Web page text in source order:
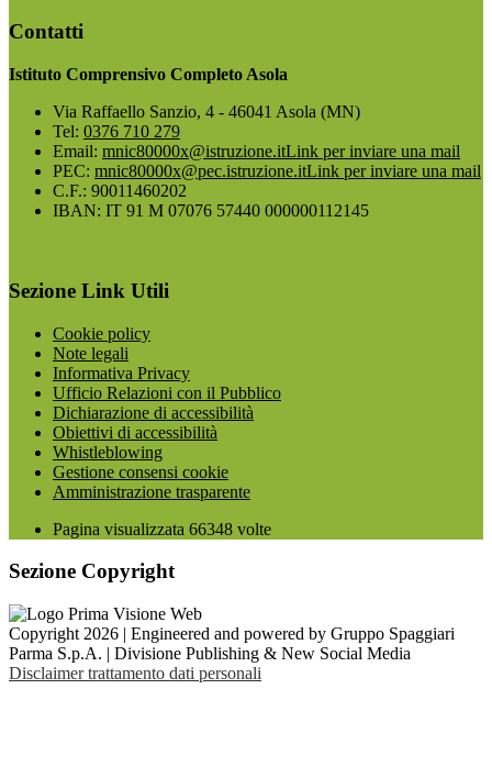
Contatti
Istituto Comprensivo Completo Asola
Via Raffaello Sanzio, 4 - 46041 Asola (MN)
Tel: 0376 710 279
Email: mnic80000x@istruzione.itLink per inviare una mail
PEC: mnic80000x@pec.istruzione.itLink per inviare una mail
C.F.: 90011460202
IBAN: IT 91 M 07076 57440 000000112145
Sezione Link Utili
Cookie policy
Note legali
Informativa Privacy
Ufficio Relazioni con il Pubblico
Dichiarazione di accessibilità
Obiettivi di accessibilità
Whistleblowing
Gestione consensi cookie
Amministrazione trasparente
Pagina visualizzata 66348 volte
Sezione Copyright
Copyright 2026 | Engineered and powered by Gruppo Spaggiari
Parma S.p.A. | Divisione Publishing & New Social Media
Disclaimer trattamento dati personali